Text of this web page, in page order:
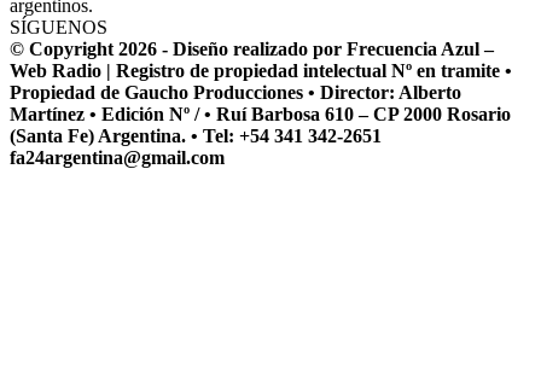
argentinos.
SÍGUENOS
© Copyright 2026 - Diseño realizado por Frecuencia Azul –
Web Radio | Registro de propiedad intelectual Nº en tramite •
Propiedad de Gaucho Producciones • Director: Alberto
Martínez • Edición Nº / • Ruí Barbosa 610 – CP 2000 Rosario
(Santa Fe) Argentina. • Tel: +54 341 342-2651
fa24argentina@gmail.com